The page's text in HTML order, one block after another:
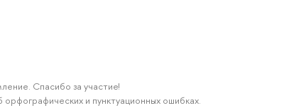
Спасибо за участие!
и пунктуационных ошибках.